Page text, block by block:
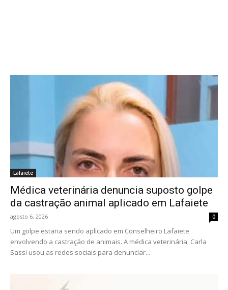
Lafaiete
Médica veterinária denuncia suposto golpe
da castração animal aplicado em Lafaiete
agosto 6, 2026 0
Um golpe estaria sendo aplicado em Conselheiro Lafaiete
envolvendo a castração de animais. A médica veterinária, Carla
Sassi usou as redes sociais para denunciar...